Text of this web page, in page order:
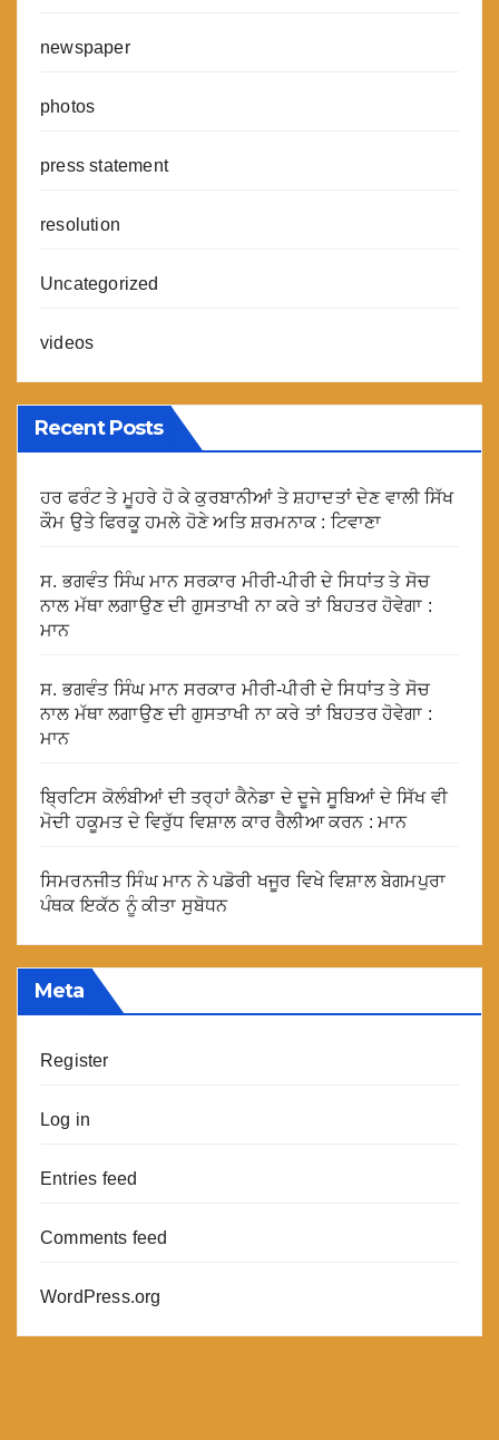
newspaper
photos
press statement
resolution
Uncategorized
videos
Recent Posts
ਹਰ ਫਰੰਟ ਤੇ ਮੂਹਰੇ ਹੋ ਕੇ ਕੁਰਬਾਨੀਆਂ ਤੇ ਸ਼ਹਾਦਤਾਂ ਦੇਣ ਵਾਲੀ ਸਿੱਖ
ਕੌਮ ਉਤੇ ਫਿਰਕੂ ਹਮਲੇ ਹੋਣੇ ਅਤਿ ਸ਼ਰਮਨਾਕ : ਟਿਵਾਣਾ
ਸ. ਭਗਵੰਤ ਸਿੰਘ ਮਾਨ ਸਰਕਾਰ ਮੀਰੀ-ਪੀਰੀ ਦੇ ਸਿਧਾਂਤ ਤੇ ਸੋਚ
ਨਾਲ ਮੱਥਾ ਲਗਾਉਣ ਦੀ ਗੁਸਤਾਖੀ ਨਾ ਕਰੇ ਤਾਂ ਬਿਹਤਰ ਹੋਵੇਗਾ :
ਮਾਨ
ਸ. ਭਗਵੰਤ ਸਿੰਘ ਮਾਨ ਸਰਕਾਰ ਮੀਰੀ-ਪੀਰੀ ਦੇ ਸਿਧਾਂਤ ਤੇ ਸੋਚ
ਨਾਲ ਮੱਥਾ ਲਗਾਉਣ ਦੀ ਗੁਸਤਾਖੀ ਨਾ ਕਰੇ ਤਾਂ ਬਿਹਤਰ ਹੋਵੇਗਾ :
ਮਾਨ
ਬ੍ਰਿਟਿਸ ਕੋਲੰਬੀਆਂ ਦੀ ਤਰ੍ਹਾਂ ਕੈਨੇਡਾ ਦੇ ਦੂਜੇ ਸੂਬਿਆਂ ਦੇ ਸਿੱਖ ਵੀ
ਮੋਦੀ ਹਕੂਮਤ ਦੇ ਵਿਰੁੱਧ ਵਿਸ਼ਾਲ ਕਾਰ ਰੈਲੀਆ ਕਰਨ : ਮਾਨ
ਸਿਮਰਨਜੀਤ ਸਿੰਘ ਮਾਨ ਨੇ ਪਡੋਰੀ ਖਜੂਰ ਵਿਖੇ ਵਿਸ਼ਾਲ ਬੇਗਮਪੁਰਾ
ਪੰਥਕ ਇਕੱਠ ਨੂੰ ਕੀਤਾ ਸੁਬੋਧਨ
Meta
Register
Log in
Entries feed
Comments feed
WordPress.org